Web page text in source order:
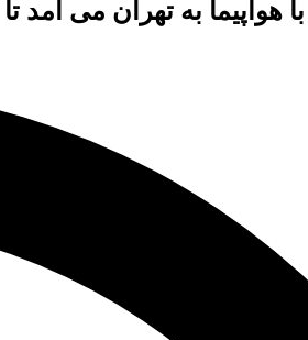
هواپیما به تهران می آمد